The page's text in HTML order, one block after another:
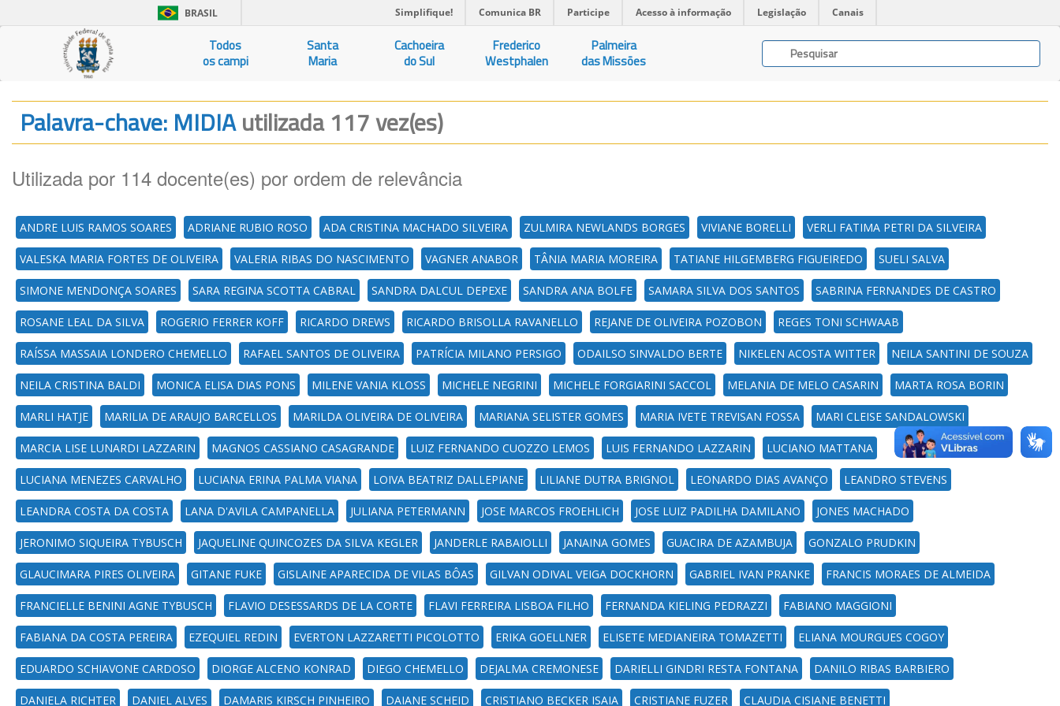
BRASIL Simplifique! Comunica BR Participe Acesso à informação Legislação Canais
Todos
os campi
Santa
Maria
Cachoeira
do Sul
Frederico
Westphalen
Palmeira
das Missões
Palavra-chave: MIDIAutilizada 117 vez(es)
Utilizada por 114 docente(es) por ordem de relevância
ANDRE LUIS RAMOS SOARES ADRIANE RUBIO ROSO ADA CRISTINA MACHADO SILVEIRA ZULMIRA NEWLANDS BORGES VIVIANE BORELLI VERLI FATIMA PETRI DA SILVEIRA
VALESKA MARIA FORTES DE OLIVEIRA VALERIA RIBAS DO NASCIMENTO VAGNER ANABOR TÂNIA MARIA MOREIRA TATIANE HILGEMBERG FIGUEIREDO SUELI SALVA
SIMONE MENDONÇA SOARES SARA REGINA SCOTTA CABRAL SANDRA DALCUL DEPEXE SANDRA ANA BOLFE SAMARA SILVA DOS SANTOS SABRINA FERNANDES DE CASTRO
ROSANE LEAL DA SILVA ROGERIO FERRER KOFF RICARDO DREWS RICARDO BRISOLLA RAVANELLO REJANE DE OLIVEIRA POZOBON REGES TONI SCHWAAB
RAÍSSA MASSAIA LONDERO CHEMELLO RAFAEL SANTOS DE OLIVEIRA PATRÍCIA MILANO PERSIGO ODAILSO SINVALDO BERTE NIKELEN ACOSTA WITTER NEILA SANTINI DE SOUZA
NEILA CRISTINA BALDI MONICA ELISA DIAS PONS MILENE VANIA KLOSS MICHELE NEGRINI MICHELE FORGIARINI SACCOL MELANIA DE MELO CASARIN MARTA ROSA BORIN
MARLI HATJE MARILIA DE ARAUJO BARCELLOS MARILDA OLIVEIRA DE OLIVEIRA MARIANA SELISTER GOMES MARIA IVETE TREVISAN FOSSA MARI CLEISE SANDALOWSKI
MARCIA LISE LUNARDI LAZZARIN MAGNOS CASSIANO CASAGRANDE LUIZ FERNANDO CUOZZO LEMOS LUIS FERNANDO LAZZARIN LUCIANO MATTANA
LUCIANA MENEZES CARVALHO LUCIANA ERINA PALMA VIANA LOIVA BEATRIZ DALLEPIANE LILIANE DUTRA BRIGNOL LEONARDO DIAS AVANÇO LEANDRO STEVENS
LEANDRA COSTA DA COSTA LANA D'AVILA CAMPANELLA JULIANA PETERMANN JOSE MARCOS FROEHLICH JOSE LUIZ PADILHA DAMILANO JONES MACHADO
JERONIMO SIQUEIRA TYBUSCH JAQUELINE QUINCOZES DA SILVA KEGLER JANDERLE RABAIOLLI JANAINA GOMES GUACIRA DE AZAMBUJA GONZALO PRUDKIN
GLAUCIMARA PIRES OLIVEIRA GITANE FUKE GISLAINE APARECIDA DE VILAS BÔAS GILVAN ODIVAL VEIGA DOCKHORN GABRIEL IVAN PRANKE FRANCIS MORAES DE ALMEIDA
FRANCIELLE BENINI AGNE TYBUSCH FLAVIO DESESSARDS DE LA CORTE FLAVI FERREIRA LISBOA FILHO FERNANDA KIELING PEDRAZZI FABIANO MAGGIONI
FABIANA DA COSTA PEREIRA EZEQUIEL REDIN EVERTON LAZZARETTI PICOLOTTO ERIKA GOELLNER ELISETE MEDIANEIRA TOMAZETTI ELIANA MOURGUES COGOY
EDUARDO SCHIAVONE CARDOSO DIORGE ALCENO KONRAD DIEGO CHEMELLO DEJALMA CREMONESE DARIELLI GINDRI RESTA FONTANA DANILO RIBAS BARBIERO
DANIELA RICHTER DANIEL ALVES DAMARIS KIRSCH PINHEIRO DAIANE SCHEID CRISTIANO BECKER ISAIA CRISTIANE FUZER CLAUDIA CISIANE BENETTI